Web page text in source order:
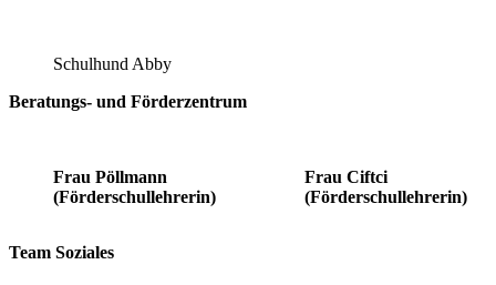
Schulhund Abby
Beratungs- und Förderzentrum
Frau Pöllmann
(Förderschullehrerin)
Frau Ciftci
(Förderschullehrerin)
Team Soziales